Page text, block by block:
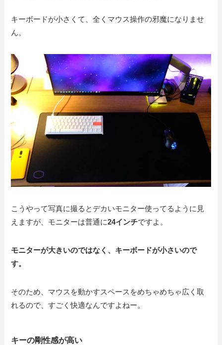
キーボードが小さくて、全くマウス操作の邪魔になりませ
ん。
こうやって写真に撮るとデカいモニター使ってるように見
えますが、モニターは普通に24インチですよ。
モニターが大きいのではなく、キーボードが小さいので
す。
そのため、マウスを動かすスペースをめちゃめちゃ広く取
れるので、すごく快適なんですよねー。
キーの剛性感が高い